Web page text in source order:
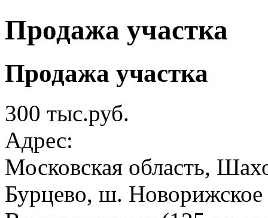
Продажа участка
Продажа участка
300 тыс.руб.
Адрес:
Московская область,
Бурцево, ш.